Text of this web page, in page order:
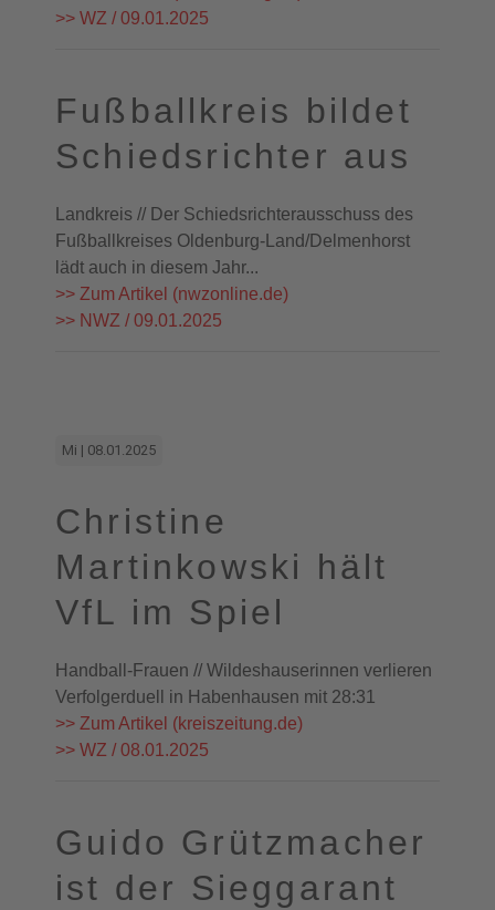
>> WZ / 09.01.2025
Fußballkreis bildet
Schiedsrichter aus
Landkreis // Der Schiedsrichterausschuss des
Fußballkreises Oldenburg-Land/Delmenhorst
lädt auch in diesem Jahr...
>> Zum Artikel (nwzonline.de)
>> NWZ / 09.01.2025
Mi | 08.01.2025
Christine
Martinkowski hält
VfL im Spiel
Handball-Frauen // Wildeshauserinnen verlieren
Verfolgerduell in Habenhausen mit 28:31
>> Zum Artikel (kreiszeitung.de)
>> WZ / 08.01.2025
Guido Grützmacher
ist der Sieggarant